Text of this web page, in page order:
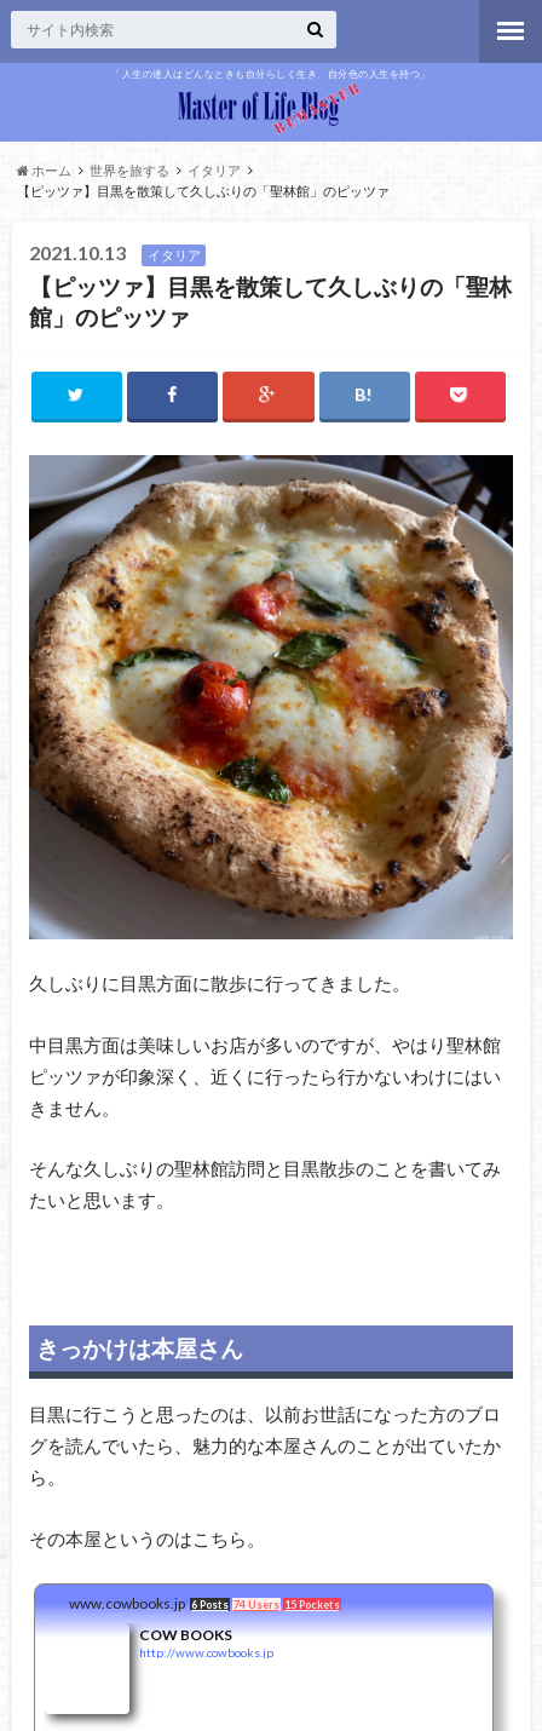
「人生の達人はどんなときも自分らしく生き、自分色の人生を持つ」
ホーム 世界を旅する
イタリア
【ピッツァ】目黒を散策して久しぶりの「聖林館」のピッツァ
2021.10.13 イタリア
【ピッツァ】目黒を散策して久しぶりの「聖林
館」のピッツァ
久しぶりに目黒方面に散歩に行ってきました。
中目黒方面は美味しいお店が多いのですが、やはり聖林館
ピッツァが印象深く、近くに行ったら行かないわけにはい
きません。
そんな久しぶりの聖林館訪問と目黒散歩のことを書いてみ
たいと思います。
きっかけは本屋さん
目黒に行こうと思ったのは、以前お世話になった方のブロ
グを読んでいたら、魅力的な本屋さんのことが出ていたか
ら。
その本屋というのはこちら。
www.cowbooks.jp 6 Posts 74 Users 15 Pockets
COW BOOKS
http://www.cowbooks.jp